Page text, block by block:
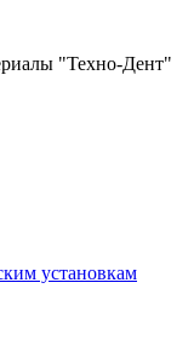
"Техно-Дент"
установкам